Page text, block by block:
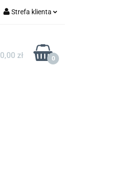
Strefa klienta
Zarejestruj się
Dodaj zgłoszenie
0,00 zł 0